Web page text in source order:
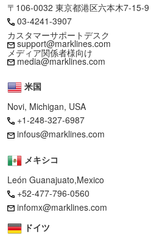
〒106-0032 東京都港区六本木7-15-9
03-4241-3907
カスタマーサポートデスク
support@marklines.com
メディア関係者様向け
media@marklines.com
米国
Novi, Michigan, USA
+1-248-327-6987
infous@marklines.com
メキシコ
León Guanajuato,Mexico
+52-477-796-0560
infomx@marklines.com
ドイツ